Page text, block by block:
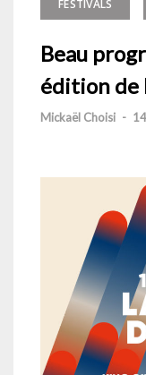
FESTIVALS
Beau
édition de
Mickaël Choisi -